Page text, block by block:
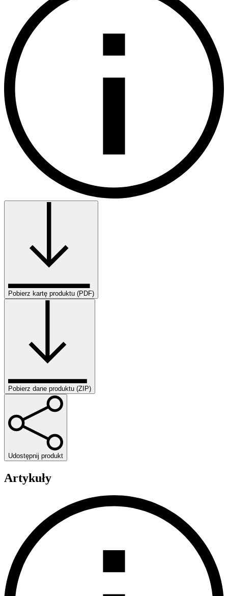
Pobierz kartę produktu (PDF)
Pobierz dane produktu (ZIP)
Udostępnij produkt
Artykuły